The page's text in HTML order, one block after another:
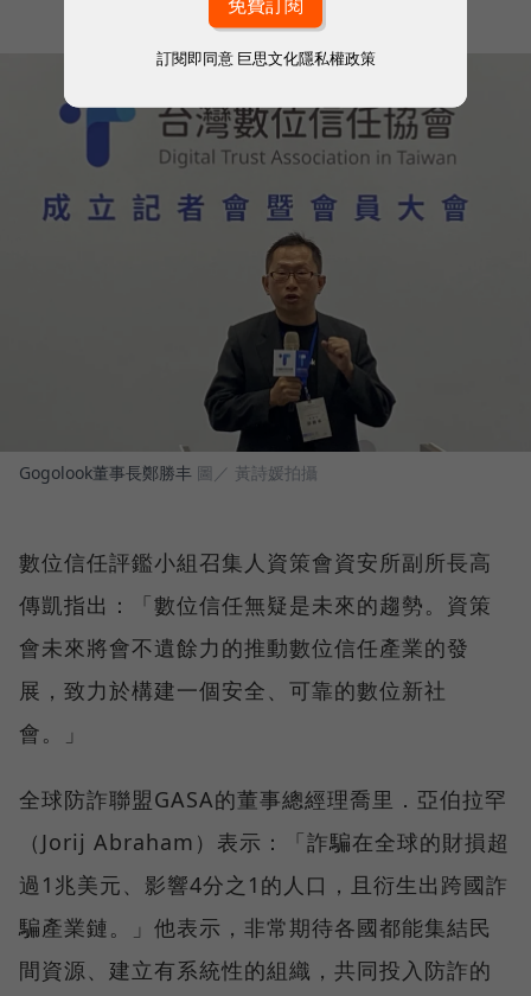
Gogolook董事長鄭勝丰 圖／ 黃詩媛拍攝
數位信任評鑑小組召集人資策會資安所副所長高
傳凱指出：「數位信任無疑是未來的趨勢。資策
會未來將會不遺餘力的推動數位信任產業的發
展，致力於構建一個安全、可靠的數位新社
會。」
全球防詐聯盟GASA的董事總經理喬里．亞伯拉罕
（Jorij Abraham）表示：「詐騙在全球的財損超
過1兆美元、影響4分之1的人口，且衍生出跨國詐
騙產業鏈。」他表示，非常期待各國都能集結民
間資源、建立有系統性的組織，共同投入防詐的
訂閱即同意 巨思文化隱私權政策